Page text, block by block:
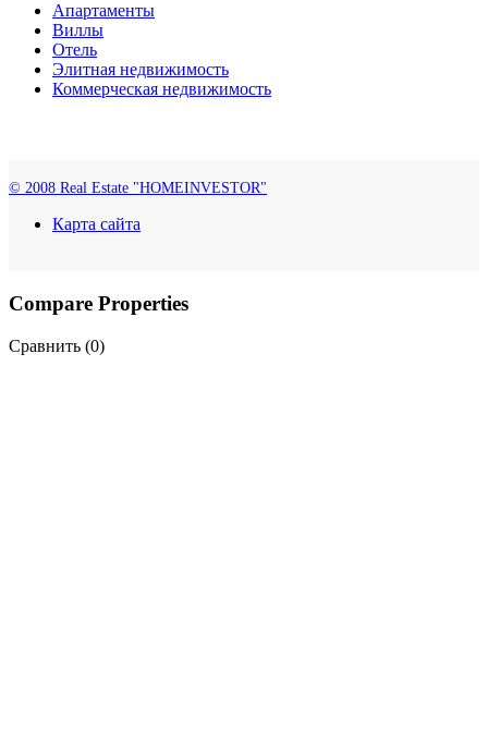
Апартаменты
Виллы
Отель
Элитная недвижимость
Коммерческая недвижимость
© 2008 Real Estate "HOMEINVESTOR"
Карта сайта
Compare Properties
Сравнить (0)